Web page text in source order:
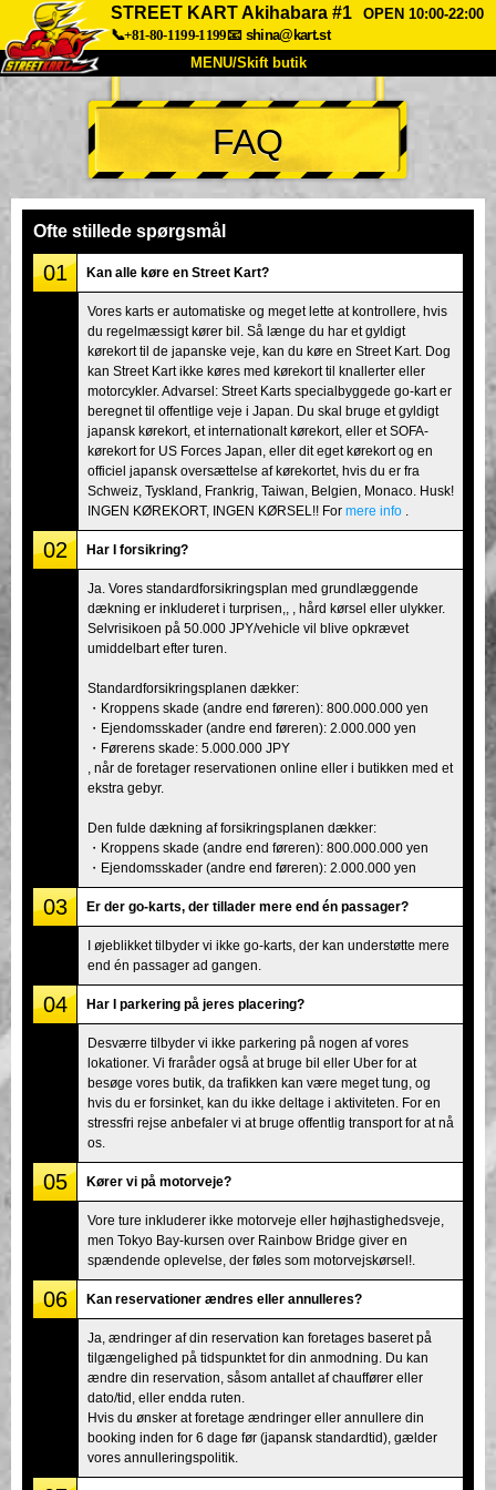
STREET KART Akihabara #1
OPEN 10:00-22:00
📞+81-80-1199-1199📧 shina@kart.st
MENU/Skift butik
TOP
Om Specifikationer Pris
Stemme
Virksomhed
Tokyo Shinagawa Tokyo Akihabara#1
Tokyo Akihabara#2 Tokyo Shibuya
Tokyo Shibuya Annex Tokyo Bay
Tokyo Asakusa Osaka
Okinawa
FAQ
Ofte stillede spørgsmål
01 Kan alle køre en Street Kart?
Vores karts er automatiske og meget lette at kontrollere, hvis
du regelmæssigt kører bil. Så længe du har et gyldigt
kørekort til de japanske veje, kan du køre en Street Kart. Dog
kan Street Kart ikke køres med kørekort til knallerter eller
motorcykler. Advarsel: Street Karts specialbyggede go-kart er
beregnet til offentlige veje i Japan. Du skal bruge et gyldigt
japansk kørekort, et internationalt kørekort, eller et SOFA-
kørekort for US Forces Japan, eller dit eget kørekort og en
officiel japansk oversættelse af kørekortet, hvis du er fra
Schweiz, Tyskland, Frankrig, Taiwan, Belgien, Monaco. Husk!
INGEN KØREKORT, INGEN KØRSEL!! For mere info
02 Har I forsikring?
Ja. Vores standardforsikringsplan med grundlæggende
dækning er inkluderet i turprisen,, , hård kørsel eller ulykker.
Selvrisikoen på 50.000 JPY/vehicle vil blive opkrævet
umiddelbart efter turen.
Standardforsikringsplanen dækker:
・Kroppens skade (andre end føreren): 800.000.000 yen
・Ejendomsskader (andre end føreren): 2.000.000 yen
・Førerens skade: 5.000.000 JPY
, når de foretager reservationen online eller i butikken med et
ekstra gebyr.
Den fulde dækning af forsikringsplanen dækker:
・Kroppens skade (andre end føreren): 800.000.000 yen
・Ejendomsskader (andre end føreren): 2.000.000 yen
03 Er der go-karts, der tillader mere end én passager?
I øjeblikket tilbyder vi ikke go-karts, der kan understøtte mere
end én passager ad gangen.
04 Har I parkering på jeres placering?
Desværre tilbyder vi ikke parkering på nogen af vores
lokationer. Vi fraråder også at bruge bil eller Uber for at
besøge vores butik, da trafikken kan være meget tung, og
hvis du er forsinket, kan du ikke deltage i aktiviteten. For en
stressfri rejse anbefaler vi at bruge offentlig transport for at nå
os.
05 Kører vi på motorveje?
Vore ture inkluderer ikke motorveje eller højhastighedsveje,
men Tokyo Bay-kursen over Rainbow Bridge giver en
spændende oplevelse, der føles som motorvejskørsel!.
06 Kan reservationer ændres eller annulleres?
Ja, ændringer af din reservation kan foretages baseret på
tilgængelighed på tidspunktet for din anmodning. Du kan
ændre din reservation, såsom antallet af chauffører eller
dato/tid, eller endda ruten.
Hvis du ønsker at foretage ændringer eller annullere din
booking inden for 6 dage før (japansk standardtid), gælder
vores annulleringspolitik.